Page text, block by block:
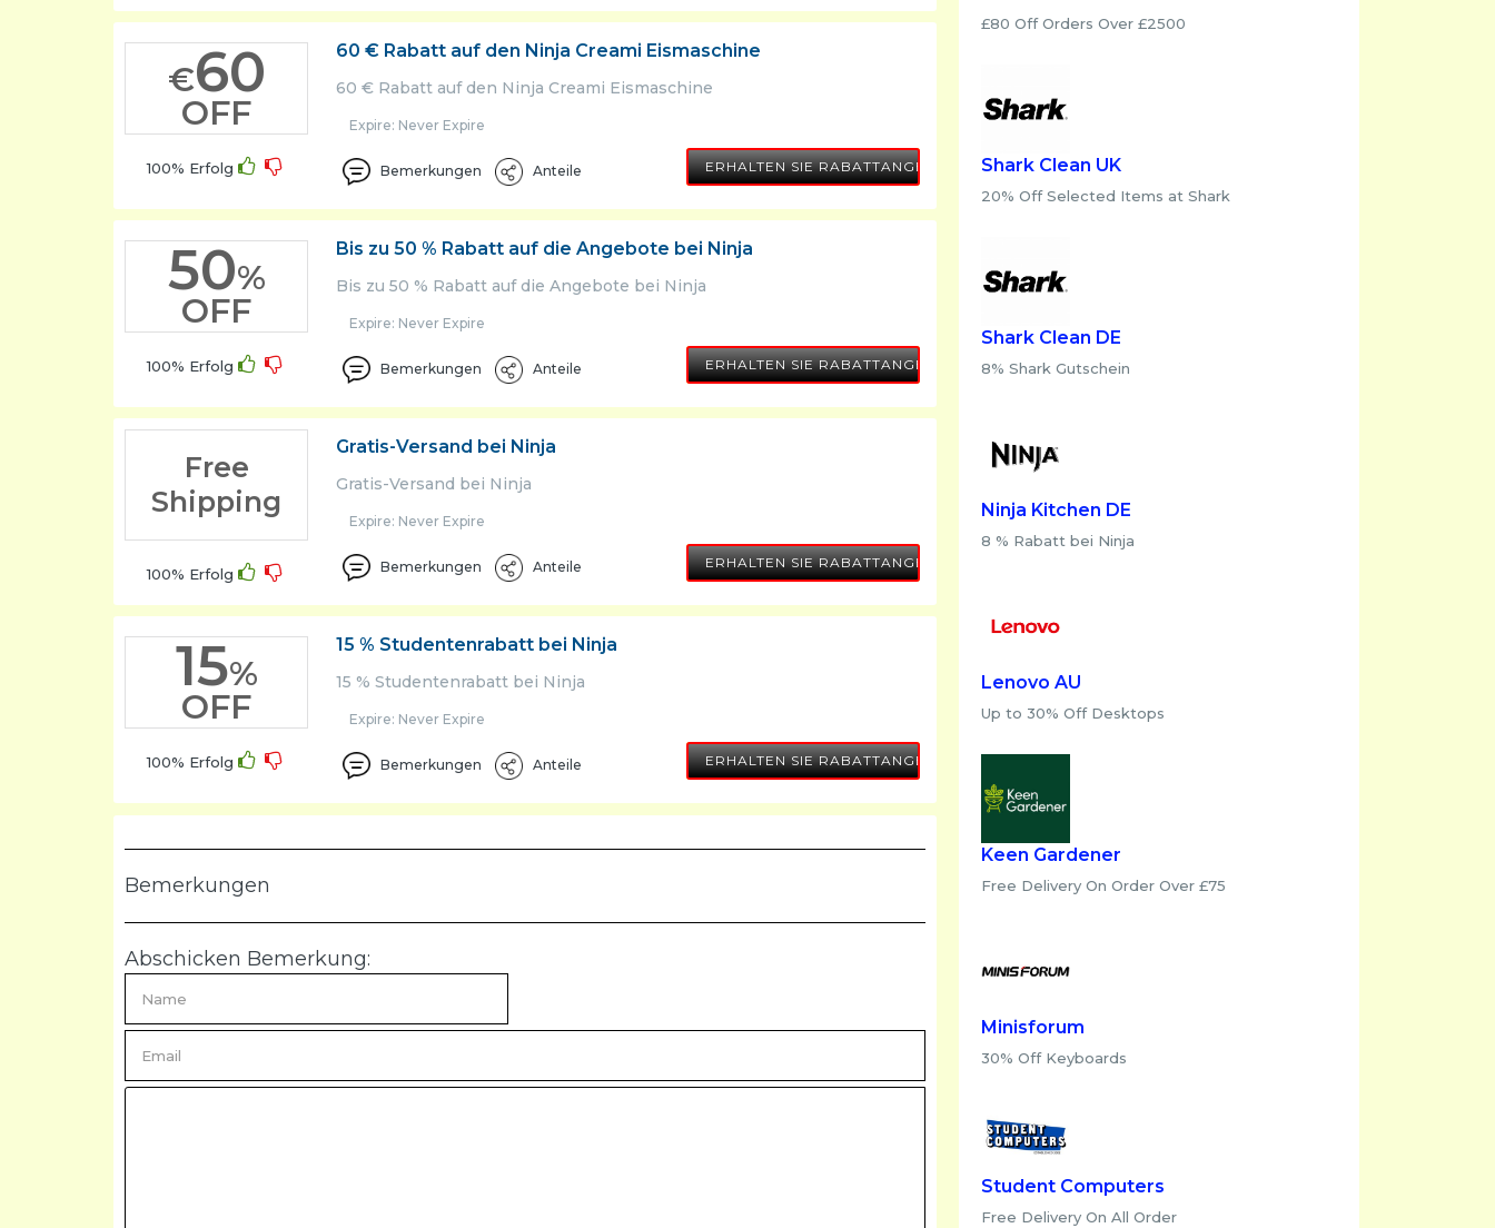
€60
OFF
100% Erfolg
60 € Rabatt auf den Ninja Creami Eismaschine
60 € Rabatt auf den Ninja Creami Eismaschine
Expire: Never Expire
Bemerkungen Anteile ERHALTEN SIE RABATTANGEBOT
50%
OFF
100% Erfolg
Bis zu 50 % Rabatt auf die Angebote bei Ninja
Bis zu 50 % Rabatt auf die Angebote bei Ninja
Expire: Never Expire
Bemerkungen Anteile ERHALTEN SIE RABATTANGEBOT
Free
Shipping
100% Erfolg
Gratis-Versand bei Ninja
Gratis-Versand bei Ninja
Expire: Never Expire
Bemerkungen Anteile ERHALTEN SIE RABATTANGEBOT
15%
OFF
100% Erfolg
15 % Studentenrabatt bei Ninja
15 % Studentenrabatt bei Ninja
Expire: Never Expire
Bemerkungen Anteile ERHALTEN SIE RABATTANGEBOT
Bemerkungen
Abschicken Bemerkung:
£80 Off Orders Over £2500
Shark Clean UK
20% Off Selected Items at Shark
Shark Clean DE
8% Shark Gutschein
Ninja Kitchen DE
8 % Rabatt bei Ninja
Lenovo AU
Up to 30% Off Desktops
Keen Gardener
Free Delivery On Order Over £75
Minisforum
30% Off Keyboards
Student Computers
Free Delivery On All Order